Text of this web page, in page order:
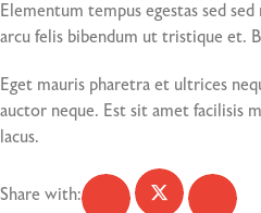
Elementum tempus egestas sed
arcu felis bibendum ut tristique et.
Eget mauris pharetra et ultrices
auctor neque. Est sit amet facilisis
lacus.
Share with: